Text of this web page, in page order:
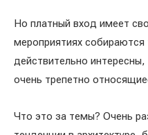
Но платный вход имеет
мероприятиях собираются
действительно
очень трепетно
Что это за темы? Очень